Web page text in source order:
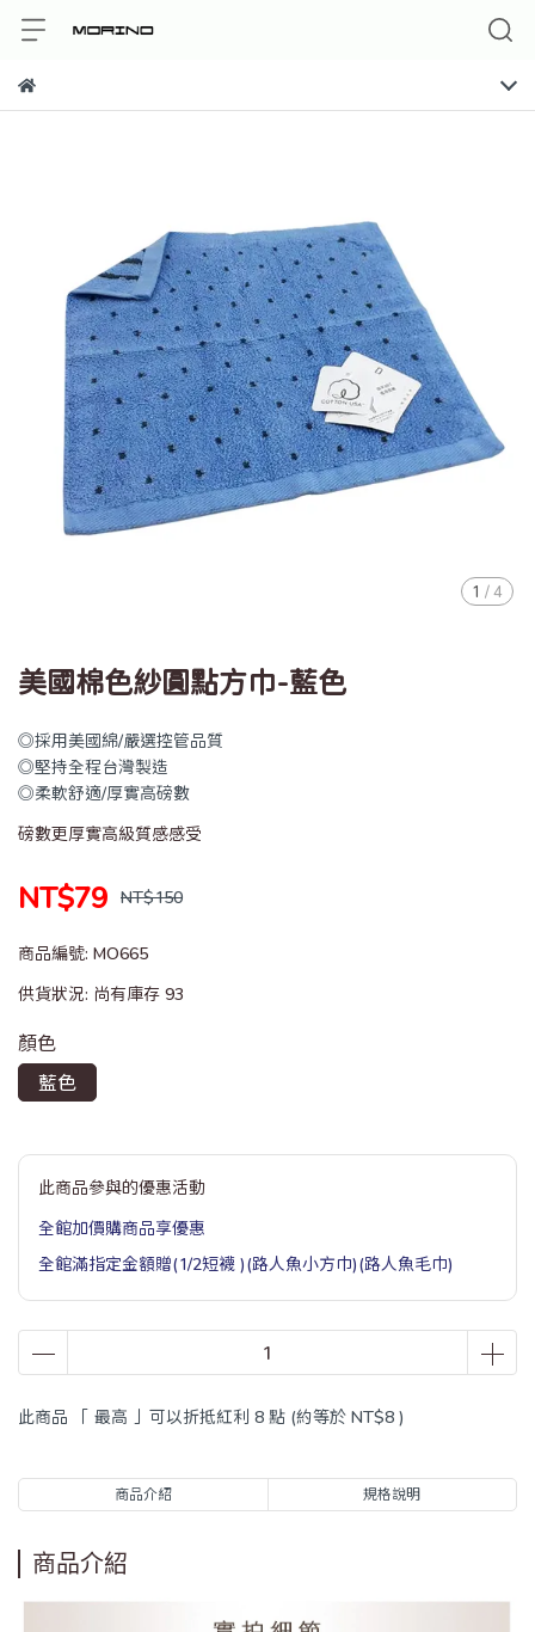
1 /4
美國棉色紗圓點方巾-藍色
◎採用美國綿/嚴選控管品質
◎堅持全程台灣製造
◎柔軟舒適/厚實高磅數
磅數更厚實高級質感感受
NT$79 NT$150
商品編號: MO665
供貨狀況: 尚有庫存 93
顏色
藍色
此商品參與的優惠活動
全館加價購商品享優惠
全館滿指定金額贈(1/2短襪 )(路人魚小方巾)(路人魚毛巾)
此商品 「 最高 」可以折抵紅利 8 點 (約等於 NT$8 )
商品介紹 規格說明
商品介紹